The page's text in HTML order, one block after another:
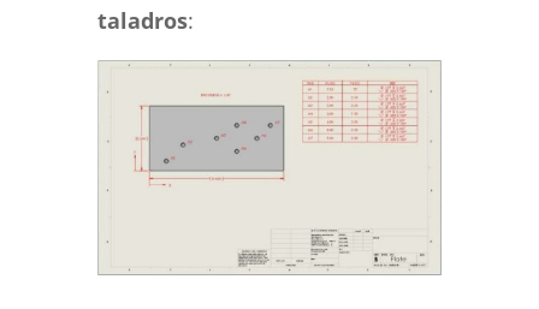
taladros: